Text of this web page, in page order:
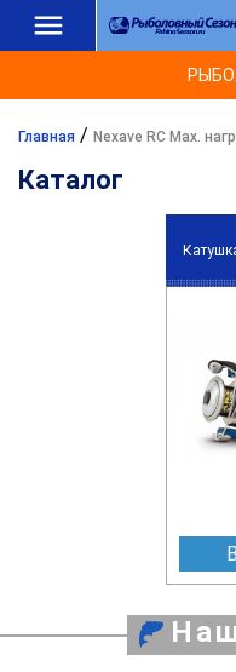
Главная / Nexave RC Max.
Каталог